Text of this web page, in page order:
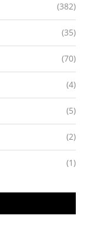
(382)
(35)
(70)
(4)
(5)
(2)
(1)